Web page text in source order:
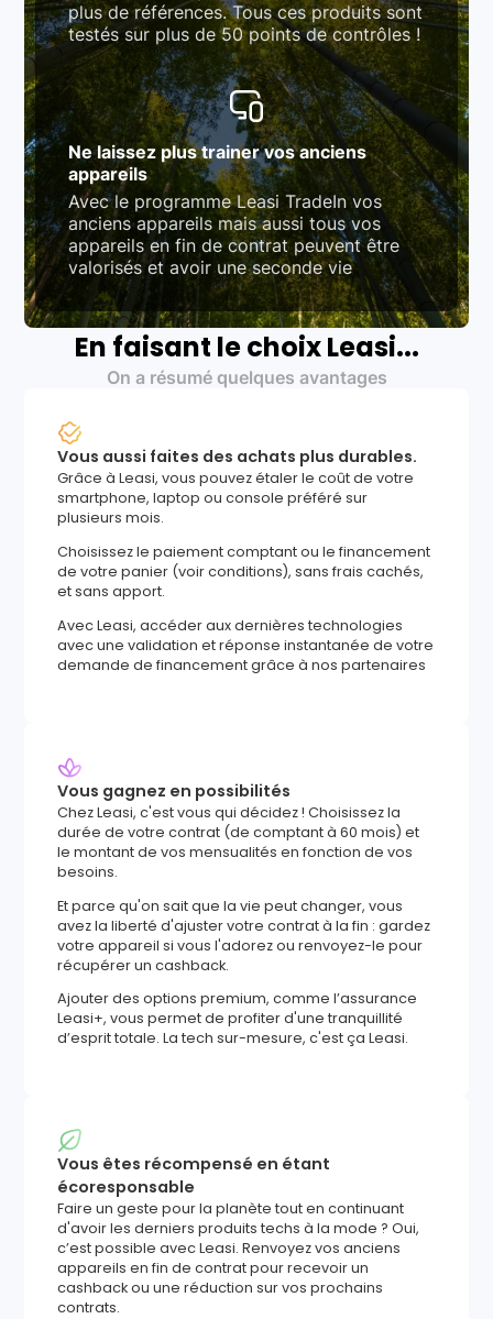
plus de références. Tous ces produits sont
testés sur plus de 50 points de contrôles !
Ne laissez plus trainer vos anciens
appareils
Avec le programme Leasi TradeIn vos
anciens appareils mais aussi tous vos
appareils en fin de contrat peuvent être
valorisés et avoir une seconde vie
En faisant le choix Leasi...
On a résumé quelques avantages
Vous aussi faites des achats plus durables.
Grâce à Leasi, vous pouvez étaler le coût de votre
smartphone, laptop ou console préféré sur
plusieurs mois.
Choisissez le paiement comptant ou le financement
de votre panier (voir conditions), sans frais cachés,
et sans apport.
Avec Leasi, accéder aux dernières technologies
avec une validation et réponse instantanée de votre
demande de financement grâce à nos partenaires
Vous gagnez en possibilités
Chez Leasi, c'est vous qui décidez ! Choisissez la
durée de votre contrat (de comptant à 60 mois) et
le montant de vos mensualités en fonction de vos
besoins.
Et parce qu'on sait que la vie peut changer, vous
avez la liberté d'ajuster votre contrat à la fin : gardez
votre appareil si vous l'adorez ou renvoyez-le pour
récupérer un cashback.
Ajouter des options premium, comme l’assurance
Leasi+, vous permet de profiter d'une tranquillité
d’esprit totale. La tech sur-mesure, c'est ça Leasi.
Vous êtes récompensé en étant
écoresponsable
Faire un geste pour la planète tout en continuant
d'avoir les derniers produits techs à la mode ? Oui,
c’est possible avec Leasi. Renvoyez vos anciens
appareils en fin de contrat pour recevoir un
cashback ou une réduction sur vos prochains
contrats.